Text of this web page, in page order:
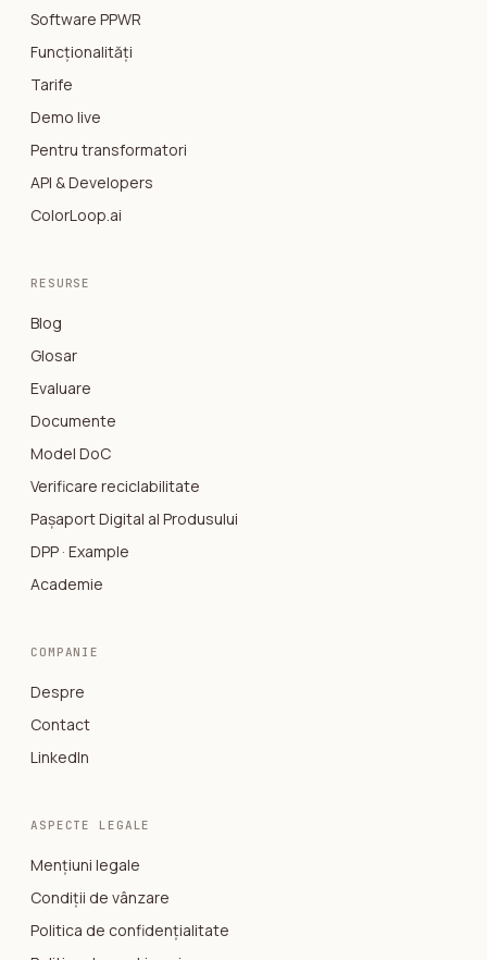
Software PPWR
Funcționalități
Tarife
Demo live
Pentru transformatori
API & Developers
ColorLoop.ai
RESURSE
Blog
Glosar
Evaluare
Documente
Model DoC
Verificare reciclabilitate
Pașaport Digital al Produsului
DPP · Example
Academie
COMPANIE
Despre
Contact
LinkedIn
ASPECTE LEGALE
Mențiuni legale
Condiții de vânzare
Politica de confidențialitate